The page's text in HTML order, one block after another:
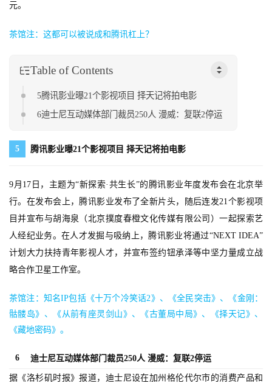
页
原
戏
业
手
机
游
单
机
游
戏
休
元。
茶馆注：这都可以被说成和腾讯杠上？
Table of Contents
5腾讯影业曝21个影视项目 择天记将拍电影
6迪士尼互动媒体部门裁员250人 漫威：复联2停运
5 腾讯影业曝21个影视项目 择天记将拍电影
9月17日，主题为“新探索·共生长”的腾讯影业年度发布会在北京举
行。在发布会上，腾讯影业发布了全新片头，随后连发21个影视项
目并宣布与胡海泉（北京撲度春橙文化传媒有限公司）一起探索艺
人经纪业务。在人才发掘与吸纳上，腾讯影业将通过“NEXT IDEA”
计划大力扶持青年影视人才，并宣布签约钮承泽等中坚力量成立战
略合作卫星工作室。
茶馆注：知名IP包括《十万个冷笑话2》、《全民突击》、《金刚：
骷髅岛》、《从前有座灵剑山》、《古董局中局》、《择天记》、
《藏地密码》。
6 迪士尼互动媒体部门裁员250人 漫威：复联2停运
据《洛杉矶时报》报道，迪士尼设在加州格伦代尔市的消费产品和